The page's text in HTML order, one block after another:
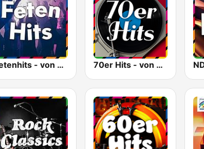
Fetenhits - von 80er 90er OLDIE ANTENNE 70er Hits - von 80er 90er OLDIE ANTENNE